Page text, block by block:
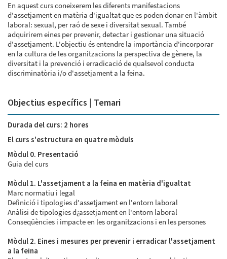
En aquest curs coneixerem les diferents manifestacions
d'assetjament en matèria d'igualtat que es poden donar en l'àmbit
laboral: sexual, per raó de sexe i diversitat sexual. També
adquirirem eines per prevenir, detectar i gestionar una situació
d'assetjament. L'objectiu és entendre la importància d'incorporar
en la cultura de les organitzacions la perspectiva de gènere, la
diversitat i la prevenció i erradicació de qualsevol conducta
discriminatòria i/o d'assetjament a la feina.
Objectius específics | Temari
Durada del curs: 2 hores
El curs s'estructura en quatre mòduls
Mòdul 0. Presentació
Guia del curs
Mòdul 1. L'assetjament a la feina en matèria d'igualtat
Marc normatiu i legal
Definició i tipologies d'assetjament en l'entorn laboral
Anàlisi de tipologies d¿assetjament en l'entorn laboral
Conseqüències i impacte en les organitzacions i en les persones
Mòdul 2. Eines i mesures per prevenir i erradicar l'assetjament
a la feina